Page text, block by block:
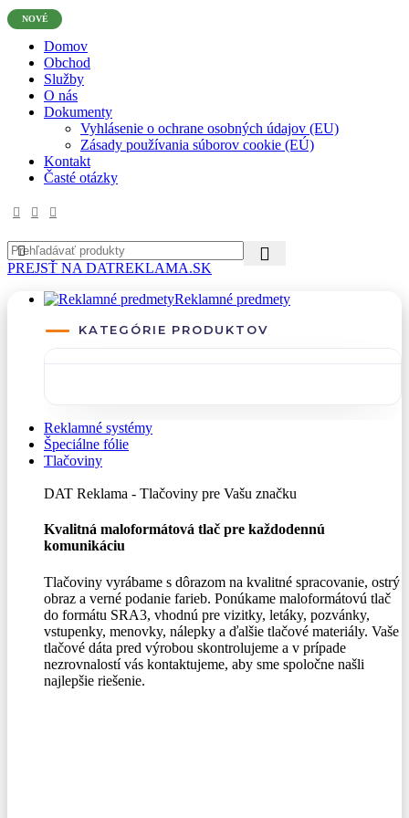
✉ office@datshop.sk
Domov
Obchod
Služby
O nás
Dokumenty
Vyhlásenie o ochrane osobných údajov (EU)
Zásady používania súborov cookie (EÚ)
Kontakt
Časté otázky
PREJSŤ NA DATREKLAMA.SK
Reklamné predmety
KATEGÓRIE PRODUKTOV
Reklamné systémy
Špeciálne fólie
Tlačoviny
DAT Reklama - Tlačoviny pre Vašu značku
Kvalitná maloformátová tlač pre každodennú
komunikáciu
Tlačoviny vyrábame s dôrazom na kvalitné spracovanie, ostrý
obraz a verné podanie farieb. Ponúkame maloformátovú tlač
do formátu SRA3, vhodnú pre vizitky, letáky, pozvánky,
vstupenky, menovky, nálepky a ďalšie tlačové materiály. Vaše
tlačové dáta pred výrobou skontrolujeme a v prípade
nezrovnalostí vás kontaktujeme, aby sme spoločne našli
najlepšie riešenie.
NOVÉ